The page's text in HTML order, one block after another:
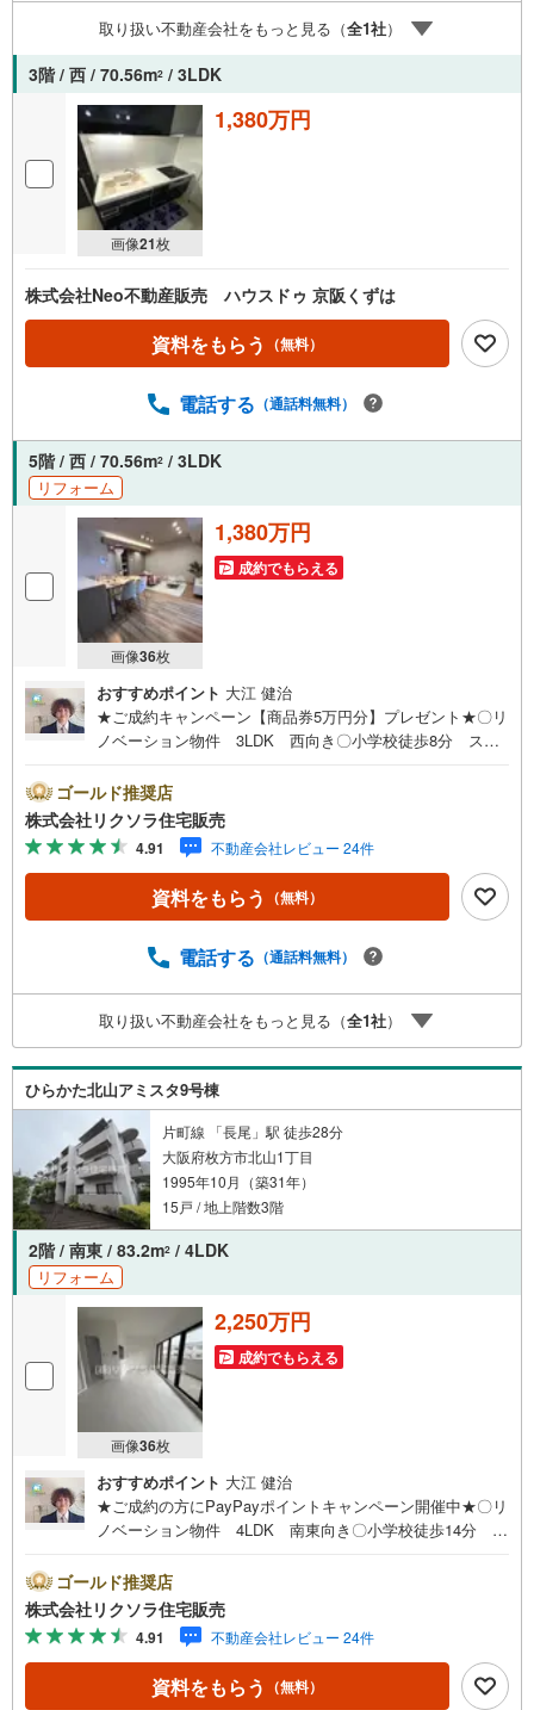
の金利や優遇率、審査基準などを詳しくご説明〇住宅ロー
ンとリフォームローンの一体型商品もご提案〇仕事や収
入・現在過去の借入による住宅ローンへの問題解決是非と
もお問合せ下さい
取り扱い不動産会社をもっと見る（全1社）
3階 / 西 / 70.56m2 / 3LDK
画像21枚
1,380万円
株式会社Neo不動産販売 ハウスドゥ 京阪くずは
資料をもらう （無料）
電話する （通話料無料）
5階 / 西 / 70.56m2 / 3LDK
リフォーム
画像36枚
1,380万円
成約でもらえる
おすすめポイント 大江 健治
★ご成約キャンペーン【商品券5万円分】プレゼント★〇リ
ノベーション物件 3LDK 西向き〇小学校徒歩8分 スー
ユニットバス■営業時間 9:30～20:00 ■即日案内可能！※
当日・翌日のご案内はお電話でのお問合せがスムーズ■定休
日 毎週水曜日◇弊社ホームページよりLINEでのお問合せ
も好評！◇不動産情報サイト未掲載物件、弊社ホームペー
ジに多数掲載！◇学校区物件検索も充実！ご希望の学校区
での物件探しに便利！「リクソラ住宅販売」で検索！是非
の掲載物件もまとめてご案内可能リフォームやリノベーシ
品のご提案〇住宅ローンの金利や優遇率、審査基準などを
詳しくご説明〇住宅ローンとリフォームローンの一体型商
品もご提案〇仕事や収入・現在過去の借入による住宅ロー
ンへの問題解決是非ともお問合せ下さい
ゴールド推奨店
株式会社リクソラ住宅販売
4.91 不動産会社レビュー 24件
資料をもらう （無料）
電話する （通話料無料）
取り扱い不動産会社をもっと見る（全1社）
ひらかた北山アミスタ9号棟
片町線 「長尾」駅 徒歩28分
大阪府枚方市北山1丁目
1995年10月（築31年）
15戸 / 地上階数3階
2階 / 南東 / 83.2m2 / 4LDK
リフォーム
画像36枚
2,250万円
成約でもらえる
おすすめポイント 大江 健治
★ご成約の方にPayPayポイントキャンペーン開催中★〇リ
ノベーション物件 4LDK 南東向き〇小学校徒歩14分 ス
ン ユニットバス■営業時間 9:30～20:00 ■即日案内可
能！※当日・翌日のご案内はお電話でのお問合せがスムーズ
■定休日 毎週水曜日◇弊社ホームページよりLINEでのお
問合せも好評！◇不動産情報サイト未掲載物件、弊社ホー
ムページに多数掲載！◇学校区物件検索も充実！ご希望の
学校区での物件探しに便利！「リクソラ住宅販売」で検
ゴールド推奨店
株式会社リクソラ住宅販売
4.91 不動産会社レビュー 24件
資料をもらう （無料）